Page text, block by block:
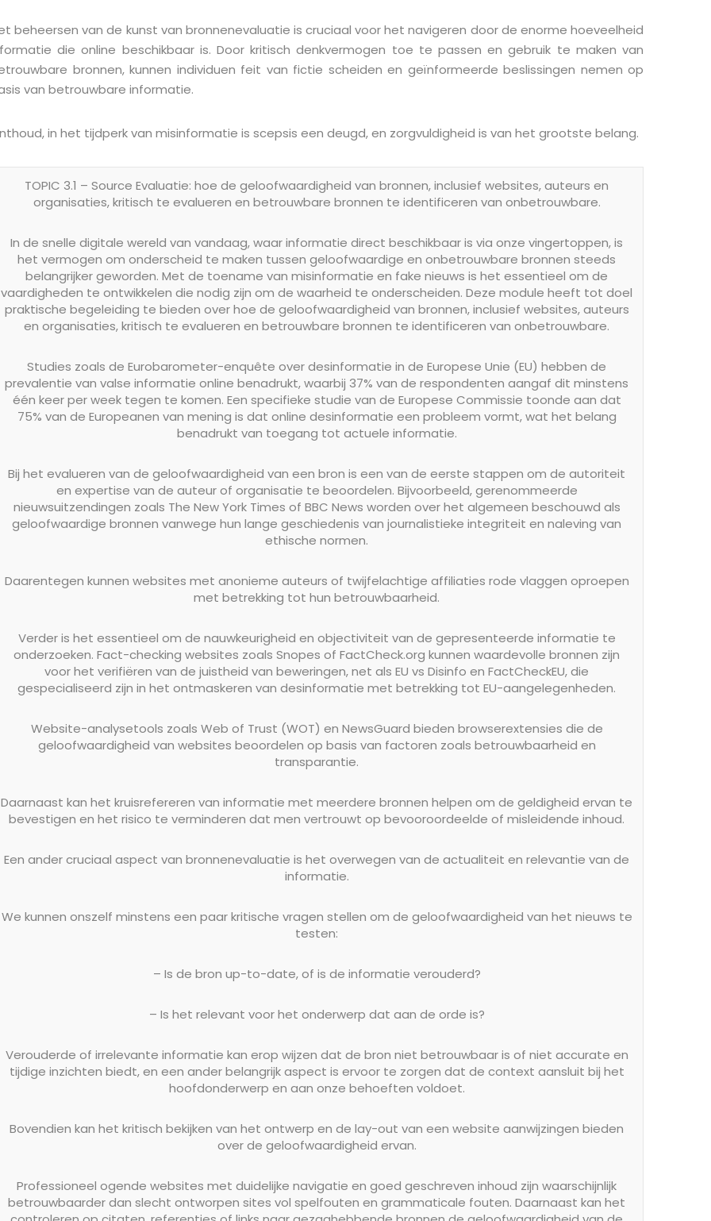
beheersen van de kunst van bronnenevaluatie is cruciaal voor het navigeren door de enorme hoeveelheid
die online beschikbaar is. Door kritisch denkvermogen toe te passen en gebruik te maken van
bronnen, kunnen individuen feit van fictie scheiden en geïnformeerde beslissingen nemen op
van betrouwbare informatie.
in het tijdperk van misinformatie is scepsis een deugd, en zorgvuldigheid is van het grootste belang.
TOPIC 3.1 – Source Evaluatie: hoe de geloofwaardigheid van bronnen, inclusief websites, auteurs en
organisaties, kritisch te evalueren en betrouwbare bronnen te identificeren van onbetrouwbare.
In de snelle digitale wereld van vandaag, waar informatie direct beschikbaar is via onze vingertoppen, is
het vermogen om onderscheid te maken tussen geloofwaardige en onbetrouwbare bronnen steeds
belangrijker geworden. Met de toename van misinformatie en fake nieuws is het essentieel om de
vaardigheden te ontwikkelen die nodig zijn om de waarheid te onderscheiden. Deze module heeft tot doel
praktische begeleiding te bieden over hoe de geloofwaardigheid van bronnen, inclusief websites, auteurs
en organisaties, kritisch te evalueren en betrouwbare bronnen te identificeren van onbetrouwbare.
Studies zoals de Eurobarometer-enquête over desinformatie in de Europese Unie (EU) hebben de
prevalentie van valse informatie online benadrukt, waarbij 37% van de respondenten aangaf dit minstens
één keer per week tegen te komen. Een specifieke studie van de Europese Commissie toonde aan dat
75% van de Europeanen van mening is dat online desinformatie een probleem vormt, wat het belang
benadrukt van toegang tot actuele informatie.
Bij het evalueren van de geloofwaardigheid van een bron is een van de eerste stappen om de autoriteit
en expertise van de auteur of organisatie te beoordelen. Bijvoorbeeld, gerenommeerde
nieuwsuitzendingen zoals The New York Times of BBC News worden over het algemeen beschouwd als
geloofwaardige bronnen vanwege hun lange geschiedenis van journalistieke integriteit en naleving van
ethische normen.
Daarentegen kunnen websites met anonieme auteurs of twijfelachtige affiliaties rode vlaggen oproepen
met betrekking tot hun betrouwbaarheid.
Verder is het essentieel om de nauwkeurigheid en objectiviteit van de gepresenteerde informatie te
onderzoeken. Fact-checking websites zoals Snopes of FactCheck.org kunnen waardevolle bronnen zijn
voor het verifiëren van de juistheid van beweringen, net als EU vs Disinfo en FactCheckEU, die
gespecialiseerd zijn in het ontmaskeren van desinformatie met betrekking tot EU-aangelegenheden.
Website-analysetools zoals Web of Trust (WOT) en NewsGuard bieden browserextensies die de
geloofwaardigheid van websites beoordelen op basis van factoren zoals betrouwbaarheid en
transparantie.
Daarnaast kan het kruisrefereren van informatie met meerdere bronnen helpen om de geldigheid ervan te
bevestigen en het risico te verminderen dat men vertrouwt op bevooroordeelde of misleidende inhoud.
Een ander cruciaal aspect van bronnenevaluatie is het overwegen van de actualiteit en relevantie van de
informatie.
We kunnen onszelf minstens een paar kritische vragen stellen om de geloofwaardigheid van het nieuws te
testen:
– Is de bron up-to-date, of is de informatie verouderd?
– Is het relevant voor het onderwerp dat aan de orde is?
Verouderde of irrelevante informatie kan erop wijzen dat de bron niet betrouwbaar is of niet accurate en
tijdige inzichten biedt, en een ander belangrijk aspect is ervoor te zorgen dat de context aansluit bij het
hoofdonderwerp en aan onze behoeften voldoet.
Bovendien kan het kritisch bekijken van het ontwerp en de lay-out van een website aanwijzingen bieden
over de geloofwaardigheid ervan.
Professioneel ogende websites met duidelijke navigatie en goed geschreven inhoud zijn waarschijnlijk
betrouwbaarder dan slecht ontworpen sites vol spelfouten en grammaticale fouten. Daarnaast kan het